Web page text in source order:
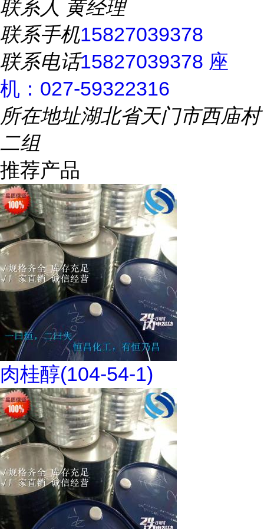
联系人 黄经理
联系手机15827039378
联系电话15827039378 座
机：027-59322316
所在地址湖北省天门市西庙村
二组
推荐产品
肉桂醇(104-54-1)